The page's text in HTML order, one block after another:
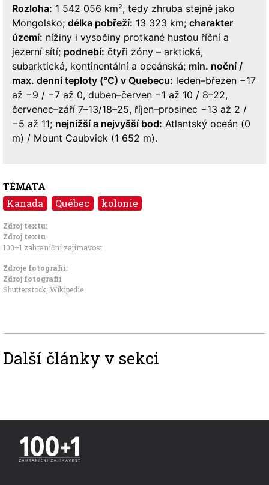
Rozloha: 1 542 056 km², tedy zhruba stejně jako
Mongolsko; délka pobřeží: 13 323 km; charakter
území: nížiny i vysočiny protkané hustou říční a
jezerní sítí; podnebí: čtyři zóny – arktická,
subarktická, kontinentální a oceánská; min. noční /
max. denní teploty (°C) v Quebecu: leden–březen −17
až −9 / −7 až 0, duben–červen −1 až 10 / 8–22,
červenec–září 7–13/18–25, říjen–prosinec −13 až 2 /
−5 až 11; nejnižší a nejvyšší bod: Atlantský oceán (0
m) / Mount Caubvick (1 652 m).
TÉMATA
Kanada Québec kolonie
Zdroj textu:
Zdroj textu
100+1 zahraniční zajímavost
Zdroje fotografii:
Zdroj fotografií
Shutterstock, Wikipedie
Další články v sekci